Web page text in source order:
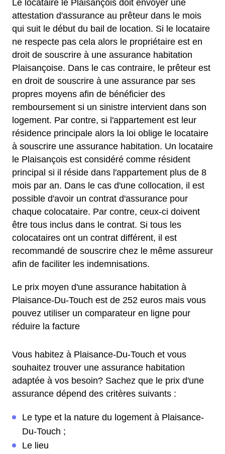
Le locataire le Plaisançois doit envoyer une
attestation d'assurance au prêteur dans le mois
qui suit le début du bail de location. Si le locataire
ne respecte pas cela alors le propriétaire est en
droit de souscrire à une assurance habitation
Plaisançoise. Dans le cas contraire, le prêteur est
en droit de souscrire à une assurance par ses
propres moyens afin de bénéficier des
remboursement si un sinistre intervient dans son
logement. Par contre, si l'appartement est leur
résidence principale alors la loi oblige le locataire
à souscrire une assurance habitation. Un locataire
le Plaisançois est considéré comme résident
principal si il réside dans l'appartement plus de 8
mois par an. Dans le cas d'une collocation, il est
possible d'avoir un contrat d'assurance pour
chaque colocataire. Par contre, ceux-ci doivent
être tous inclus dans le contrat. Si tous les
colocataires ont un contrat différent, il est
recommandé de souscrire chez le même assureur
afin de faciliter les indemnisations.
Le prix moyen d'une assurance habitation à
Plaisance-Du-Touch est de 252 euros mais vous
pouvez utiliser un comparateur en ligne pour
réduire la facture
Vous habitez à Plaisance-Du-Touch et vous
souhaitez trouver une assurance habitation
adaptée à vos besoin? Sachez que le prix d'une
assurance dépend des critères suivants :
Le type et la nature du logement à Plaisance-
Du-Touch ;
Le lieu